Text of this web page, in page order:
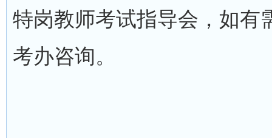
特岗教师考试指导会，如有
考办咨询。